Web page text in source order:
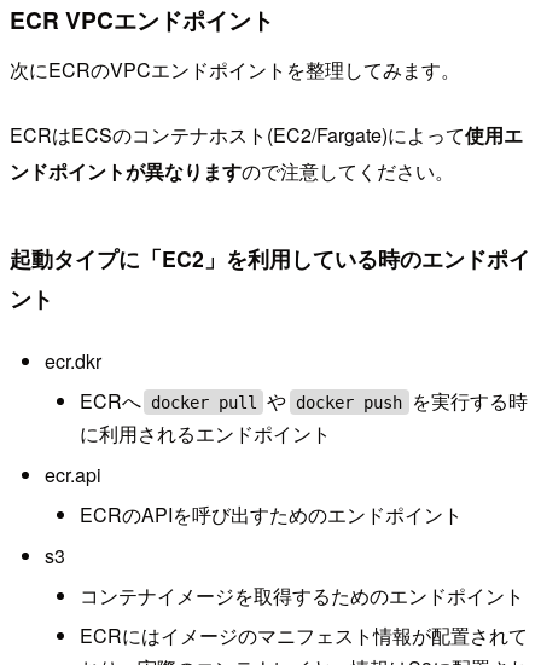
ECR VPCエンドポイント
次にECRのVPCエンドポイントを整理してみます。
ECRはECSのコンテナホスト(EC2/Fargate)によって使用エ
ンドポイントが異なりますので注意してください。
起動タイプに「EC2」を利用している時のエンドポイ
ント
ecr.dkr
ECRへ docker pull や docker push
を実行する時
に利用されるエンドポイント
ecr.api
ECRのAPIを呼び出すためのエンドポイント
s3
コンテナイメージを取得するためのエンドポイント
ECRにはイメージのマニフェスト情報が配置されて